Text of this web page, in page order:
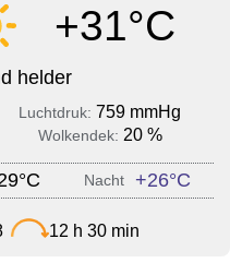
+31°C
helder
Luchtdruk: 759 mmHg
Wolkendek: 20 %
Nacht +26°C
12 h 30 min